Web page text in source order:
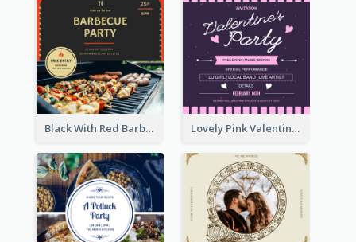
Black With Red Barbecue Housewarming Invitation Lovely Pink Valentine Celebration Invitation Design Ideas